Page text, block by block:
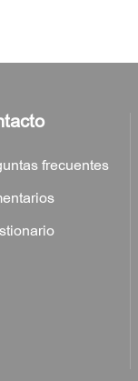
frecuentes